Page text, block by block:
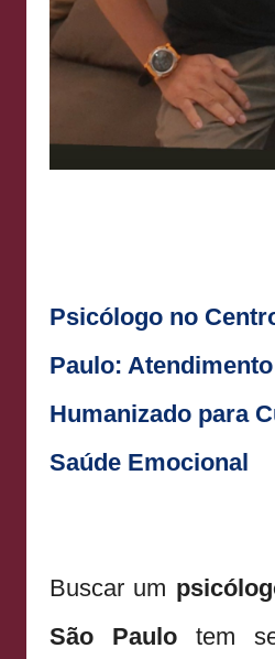
Psicólogo no
Paulo:
Humanizado para
Saúde Emocional
Buscar um
São Paulo tem